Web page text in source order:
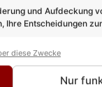
und Aufdeckung
Ihre Entscheidungen
diese Zwecke
Nur